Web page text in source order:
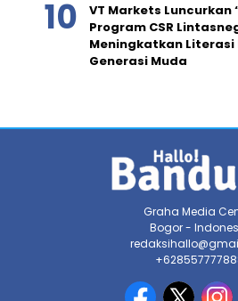
VT Markets Luncurkan
Program CSR
Meningkatkan Literasi
Generasi Muda
Graha Media
Bogor -